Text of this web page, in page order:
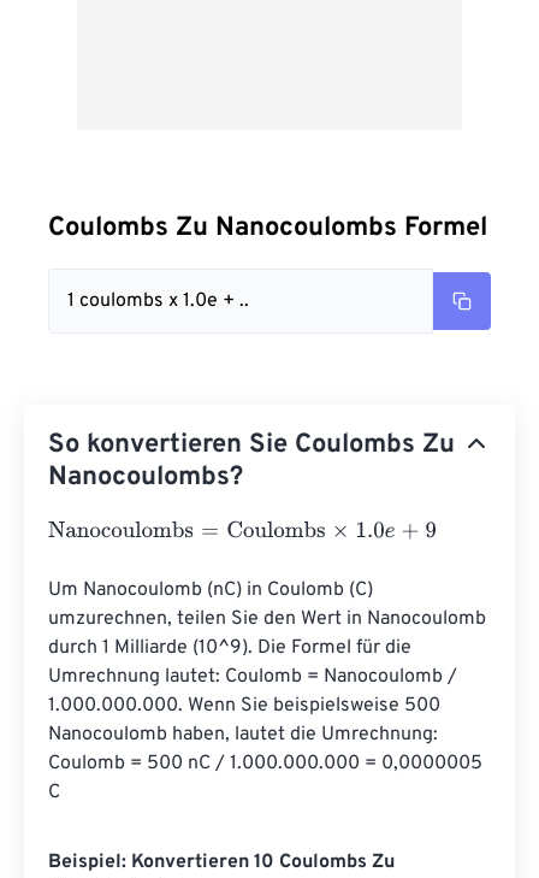
Coulombs Zu Nanocoulombs Formel
1 coulombs x 1.0e + ..
So konvertieren Sie Coulombs Zu
Nanocoulombs?
Nanocoulombs=Coulombs×1.0e+ 9
Um Nanocoulomb (nC) in Coulomb (C)
umzurechnen, teilen Sie den Wert in Nanocoulomb
durch 1 Milliarde (10^9). Die Formel für die
Umrechnung lautet: Coulomb = Nanocoulomb /
1.000.000.000. Wenn Sie beispielsweise 500
Nanocoulomb haben, lautet die Umrechnung:
Coulomb = 500 nC / 1.000.000.000 = 0,0000005
C
Beispiel: Konvertieren 10 Coulombs Zu